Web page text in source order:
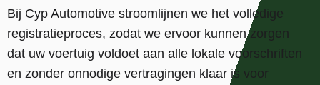
Bij Cyp Automotive stroomlijnen we het volledige
registratieproces, zodat we ervoor kunnen zorgen
dat uw voertuig voldoet aan alle lokale voorschriften
en zonder onnodige vertragingen klaar is voor